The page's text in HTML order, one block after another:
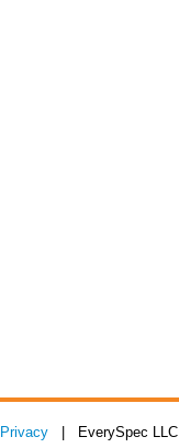
Privacy | EverySpec